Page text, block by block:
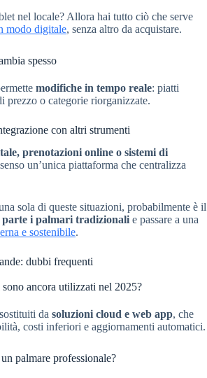
nel locale? Allora hai tutto ciò che serve
modo digitale, senza altro da acquistare.
spesso
modifiche in tempo reale: piatti
prezzo o categorie riorganizzate.
con altri strumenti
prenotazioni online o sistemi di
un’unica piattaforma che centralizza
sola di queste situazioni, probabilmente è il
parte i palmari tradizionali e passare a una
e sostenibile.
dubbi frequenti
sono ancora utilizzati nel 2025?
da soluzioni cloud e web app, che
costi inferiori e aggiornamenti automatici.
palmare professionale?